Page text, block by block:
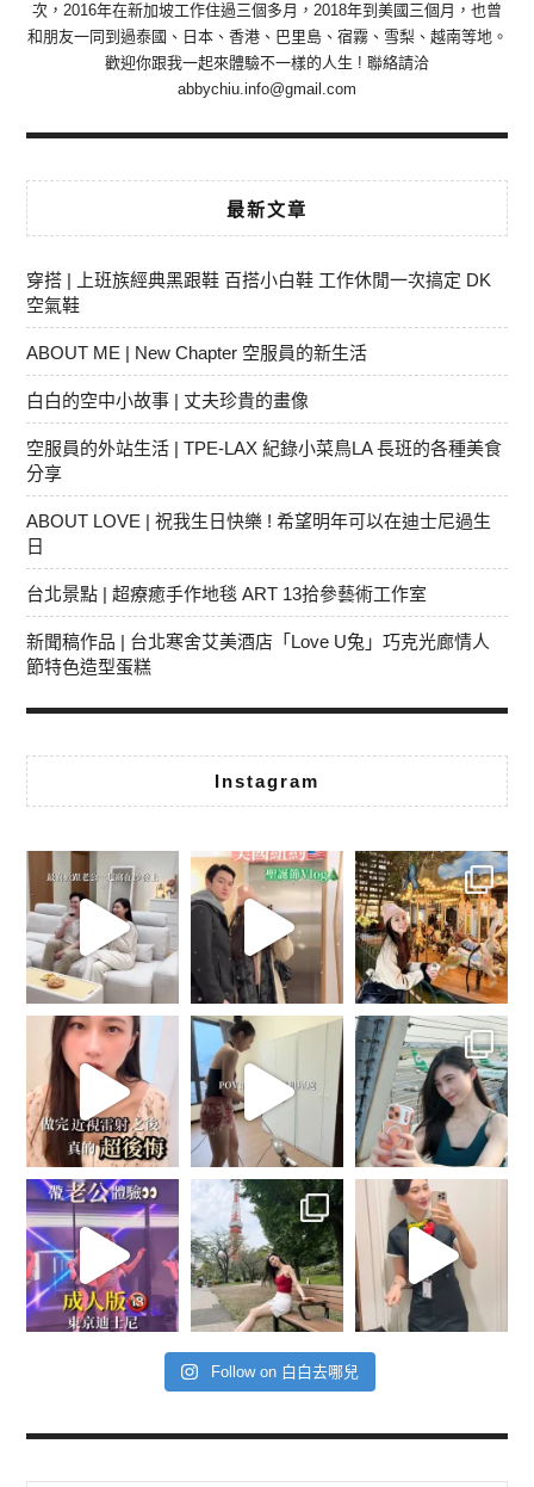
次，2016年在新加坡工作住過三個多月，2018年到美國三個月，也曾
和朋友一同到過泰國、日本、香港、巴里島、宿霧、雪梨、越南等地。
歡迎你跟我一起來體驗不一樣的人生 ! 聯絡請洽
abbychiu.info@gmail.com
最新文章
穿搭 | 上班族經典黑跟鞋 百搭小白鞋 工作休閒一次搞定 DK
空氣鞋
ABOUT ME | New Chapter 空服員的新生活
白白的空中小故事 | 丈夫珍貴的畫像
空服員的外站生活 | TPE-LAX 紀錄小菜鳥LA 長班的各種美食
分享
ABOUT LOVE | 祝我生日快樂 ! 希望明年可以在迪士尼過生
日
台北景點 | 超療癒手作地毯 ART 13拾參藝術工作室
新聞稿作品 | 台北寒舍艾美酒店「Love U兔」巧克光廊情人
節特色造型蛋糕
Instagram
Follow on 白白去哪兒